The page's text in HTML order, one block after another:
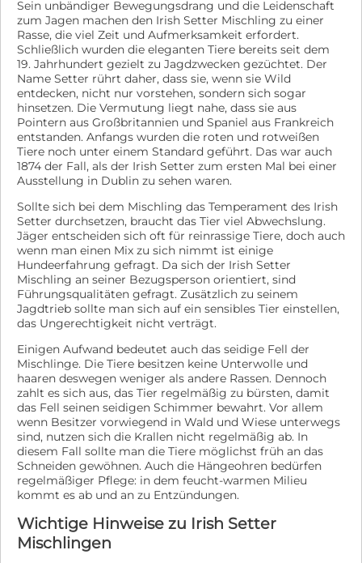
seinen Menschen aktiv zu sein. Finn bildet dazu den
ruhigen Gegenpol. Er ist gelassen, ausgeglichen und
lässt sich so schnell aus der Ruhe bringen. Mit seiner
freundlichen und sanften Art genießt er die Nähe seiner
Menschen und freut sich über jede Streicheleinheit.
Beide Rüden sind ausgesprochen menschenbezogen,
sozial und verschmust. Sie wünschen sich nichts
sehnlicher als ein liebevolles Zuhause, in dem sie
endlich wieder ankommen dürfen und als vollwertige
Familienmitglieder dazugehören. Menschen, die ihnen
Zeit schenken, sie lieben und ihnen die Geborgenheit
geben, die sie so sehr vermissen. Finn und Aris müssen
nicht gemeinsam vermittelt werden. Beide können
auch einzeln in ein liebevolles Zuhause ziehen und
würden sich dort über einen bereits vorhandenen
Hundekumpel oder eine Hundefreundin freuen. Die
Hunde reisen geimpft, gechipt, kastriert, entwurmt, auf
Mittelmeerkrankheiten getestet und mit europäischem
Heimtierausweis aus. Kontakt Elpida & Esperanza,
Hoffnung für Straßenhunde e. V. Despina Lohölter
Telefon: +49 171 1865023 d.lohoelter@elpida-
Sein unbändiger Bewegungsdrang und die Leidenschaft
zum Jagen machen den Irish Setter Mischling zu einer
Rasse, die viel Zeit und Aufmerksamkeit erfordert.
Schließlich wurden die eleganten Tiere bereits seit dem
19. Jahrhundert gezielt zu Jagdzwecken gezüchtet. Der
Name Setter rührt daher, dass sie, wenn sie Wild
entdecken, nicht nur vorstehen, sondern sich sogar
hinsetzen. Die Vermutung liegt nahe, dass sie aus
Pointern aus Großbritannien und Spaniel aus Frankreich
entstanden. Anfangs wurden die roten und rotweißen
Tiere noch unter einem Standard geführt. Das war auch
1874 der Fall, als der Irish Setter zum ersten Mal bei einer
Ausstellung in Dublin zu sehen waren.
Sollte sich bei dem Mischling das Temperament des Irish
Setter durchsetzen, braucht das Tier viel Abwechslung.
Jäger entscheiden sich oft für reinrassige Tiere, doch auch
wenn man einen Mix zu sich nimmt ist einige
Hundeerfahrung gefragt. Da sich der Irish Setter
Mischling an seiner Bezugsperson orientiert, sind
Führungsqualitäten gefragt. Zusätzlich zu seinem
Jagdtrieb sollte man sich auf ein sensibles Tier einstellen,
das Ungerechtigkeit nicht verträgt.
Einigen Aufwand bedeutet auch das seidige Fell der
Mischlinge. Die Tiere besitzen keine Unterwolle und
haaren deswegen weniger als andere Rassen. Dennoch
zahlt es sich aus, das Tier regelmäßig zu bürsten, damit
das Fell seinen seidigen Schimmer bewahrt. Vor allem
wenn Besitzer vorwiegend in Wald und Wiese unterwegs
sind, nutzen sich die Krallen nicht regelmäßig ab. In
diesem Fall sollte man die Tiere möglichst früh an das
Schneiden gewöhnen. Auch die Hängeohren bedürfen
regelmäßiger Pflege: in dem feucht-warmen Milieu
kommt es ab und an zu Entzündungen.
Wichtige Hinweise zu Irish Setter
Mischlingen